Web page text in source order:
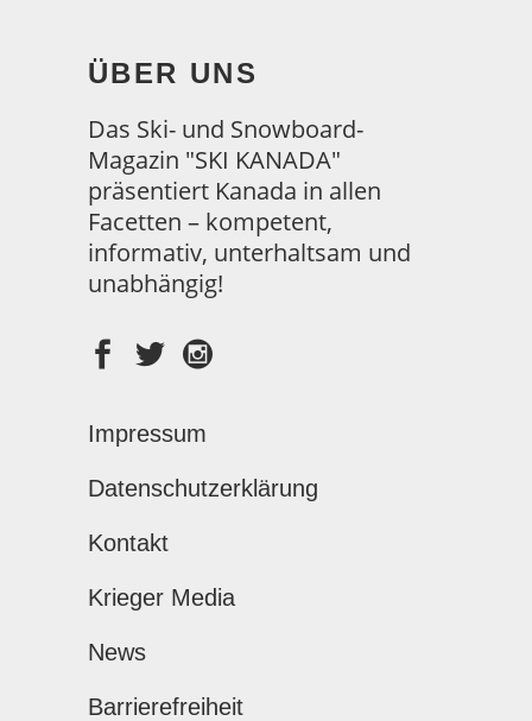
ÜBER UNS
Das Ski- und Snowboard-
Magazin "SKI KANADA"
präsentiert Kanada in allen
Facetten – kompetent,
informativ, unterhaltsam und
unabhängig!
Impressum
Datenschutzerklärung
Kontakt
Krieger Media
News
Barrierefreiheit